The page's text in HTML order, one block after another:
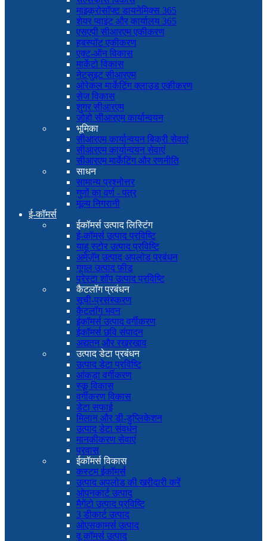
माइक्रोसॉफ्ट डायनेमिक्स 365
शेयर प्वाइंट और कार्यालय 365
एसएपी सीआरएम एकीकरण
हबस्पॉट एकीकरण
एक्ट-ऑन विकास
मार्केटो विकास
नेटसुइट सीआरएम
ओरेकल मार्केटिंग क्लाउड एकीकरण
सेज विकास
शुगर सीआरएम
ज़ोहो सीआरएम कार्यान्वयन
भूमिका
सीआरएम कार्यान्वयन बिक्री सेवाएं
सीआरएम कार्यान्वयन सेवाएं
सीआरएम मार्केटिंग और रणनीति
साधन
सामान्य प्रश्नोत्तर
गुणों का वर्ण - पत्र
मूल्य निगरानी
ई-कॉमर्स
ईकॉमर्स उत्पाद लिस्टिंग
ई-कॉमर्स उत्पाद प्रविष्टि
याहू स्टोर उत्पाद प्रविष्टि
अमेज़ॅन उत्पाद अपलोड प्रबंधन
गूगल उत्पाद फ़ीड
प्रेस्टा शॉप उत्पाद प्रविष्टि
कैटलॉग प्रबंधन
सूची-प्रसंस्करण
कैटलॉग भवन
ईकॉमर्स उत्पाद वर्गीकरण
ईकॉमर्स छवि संपादन
अद्यतन और रखरखाव
उत्पाद डेटा प्रबंधन
उत्पाद डेटा प्रविष्टि
आंकड़ा वर्गीकरण
स्कू विकास
वर्गीकरण विकास
डेटा सफाई
मिलान और डी-डुप्लिकेशन
उत्पाद डेटा संवर्धन
मानकीकरण सेवाएं
प्रवास
ईकॉमर्स विकास
कस्टम ईकॉमर्स
उत्पाद अपलोड की खरीदारी करें
ओपनकार्ट उत्पाद
मैगेंटो उत्पाद प्रविष्टि
3 डीकार्ट उत्पाद
ओएसकामर्स उत्पाद
वू कॉमर्स उत्पाद